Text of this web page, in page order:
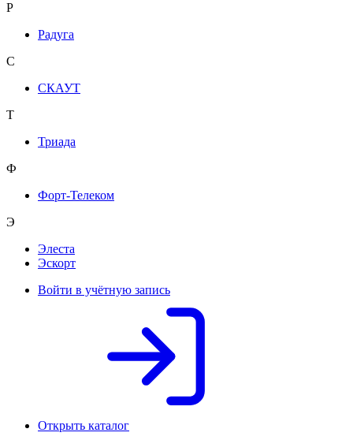
Р
Радуга
С
СКАУТ
Т
Триада
Ф
Форт-Телеком
Э
Элеста
Эскорт
Войти в учётную запись
Открыть каталог